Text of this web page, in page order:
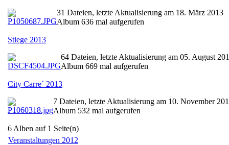
31 Dateien, letzte Aktualisierung am 18. März 2013
Album 636 mal aufgerufen
Stiege 2013
64 Dateien, letzte Aktualisierung am 05. August
Album 669 mal aufgerufen
City Carre´ 2013
7 Dateien, letzte Aktualisierung am 10. November
Album 532 mal aufgerufen
6 Alben auf 1 Seite(n)
Veranstaltungen 2012